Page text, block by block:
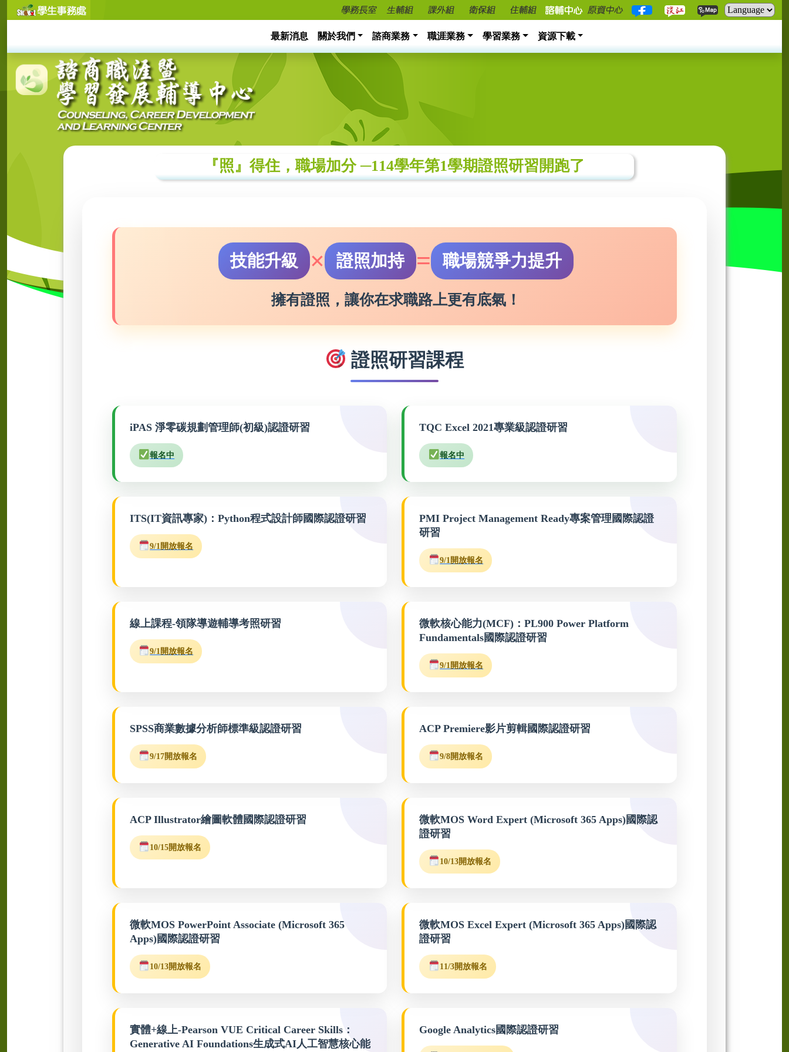
最新消息 關於我們 諮商業務 職涯業務 學習業務 資源下載
『照』得住，職場加分 ─114學年第1學期證照研習開跑了
技能升級 × 證照加持 = 職場競爭力提升
擁有證照，讓你在求職路上更有底氣！
證照研習課程
iPAS 淨零碳規劃管理師(初級)認證研習
報名中
TQC Excel 2021專業級認證研習
報名中
ITS(IT資訊專家)：Python程式設計師國際認證研習
9/1開放報名
PMI Project Management Ready專案管理國際認證
研習
9/1開放報名
線上課程-領隊導遊輔導考照研習
9/1開放報名
微軟核心能力(MCF)：PL900 Power Platform
Fundamentals國際認證研習
9/1開放報名
SPSS商業數據分析師標準級認證研習
9/17開放報名
ACP Premiere影片剪輯國際認證研習
9/8開放報名
ACP Illustrator繪圖軟體國際認證研習
10/15開放報名
微軟MOS Word Expert (Microsoft 365 Apps)國際認
證研習
10/13開放報名
微軟MOS PowerPoint Associate (Microsoft 365
Apps)國際認證研習
10/13開放報名
微軟MOS Excel Expert (Microsoft 365 Apps)國際認
證研習
11/3開放報名
實體+線上-Pearson VUE Critical Career Skills：
Generative AI Foundations生成式AI人工智慧核心能
Google Analytics國際認證研習